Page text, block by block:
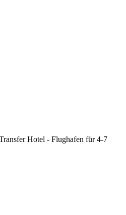
Hotel - Flughafen für 4-7